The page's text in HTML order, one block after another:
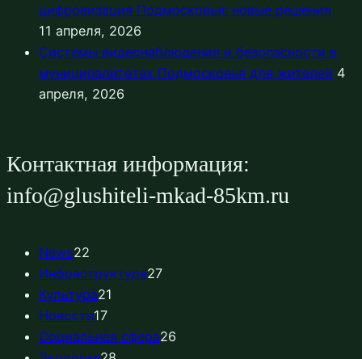
цифровизация Подмосковья: новые решения
11 апреля, 2026
Системы видеонаблюдения и безопасности в
муниципалитетах Подмосковья для жителей 4
апреля, 2026
Контактная информация:
info@glushiteli-mkad-85km.ru
News22
Инфраструктура27
Культура21
Новости17
Социальная сфера26